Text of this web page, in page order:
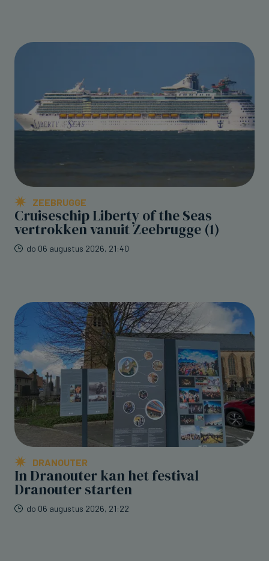
ZEEBRUGGE
Cruiseschip Liberty of the Seas
vertrokken vanuit Zeebrugge (1)
do 06 augustus 2026, 21:40
DRANOUTER
In Dranouter kan het festival
Dranouter starten
do 06 augustus 2026, 21:22